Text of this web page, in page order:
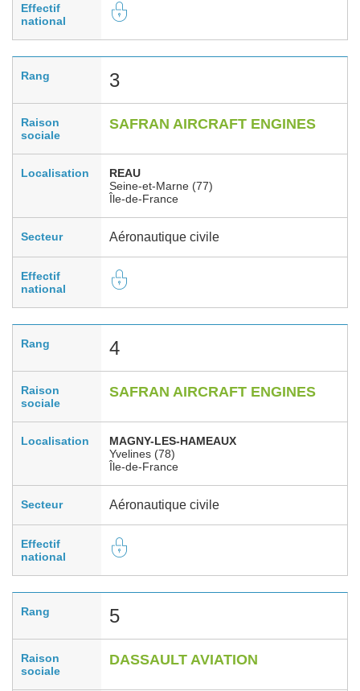
Effectif
national
Rang 3
Raison
sociale
SAFRAN AIRCRAFT ENGINES
Localisation
REAU
Seine-et-Marne (77)
Île-de-France
Secteur Aéronautique civile
Effectif
national
Rang 4
Raison
sociale
SAFRAN AIRCRAFT ENGINES
Localisation
MAGNY-LES-HAMEAUX
Yvelines (78)
Île-de-France
Secteur Aéronautique civile
Effectif
national
Rang 5
Raison
sociale
DASSAULT AVIATION